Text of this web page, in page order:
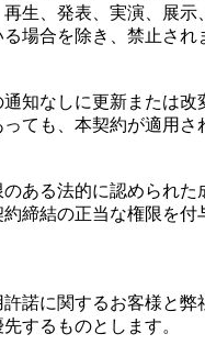
生、発表、実演、展
場合を除き、禁止され
知なしに更新または
ても、本契約が適用
ある法的に認められ
締結の正当な権限を
諾に関するお客様と
するものとします。